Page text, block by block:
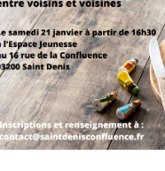
iCalendar